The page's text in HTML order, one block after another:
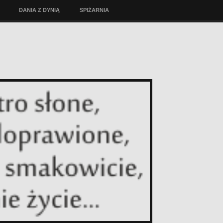
DANIA Z DYNIĄ SPIŻARNIA